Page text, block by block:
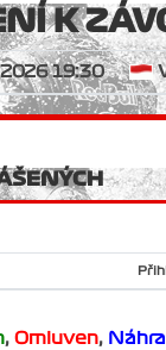
K
19:30
, Omluven,